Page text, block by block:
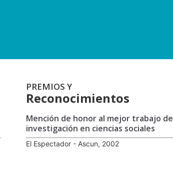
PREMIOS Y
Reconocimientos
Mención de honor al mejor trabajo de
investigación en ciencias sociales
El Espectador - Ascun, 2002